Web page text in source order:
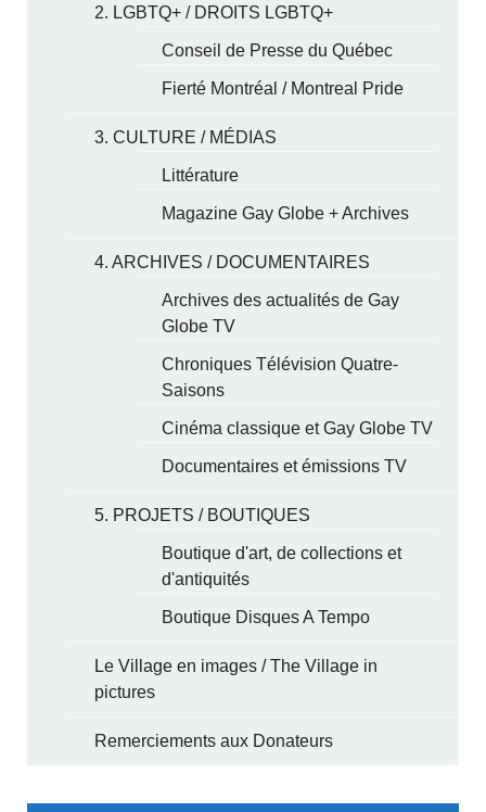
2. LGBTQ+ / DROITS LGBTQ+
Conseil de Presse du Québec
Fierté Montréal / Montreal Pride
3. CULTURE / MÉDIAS
Littérature
Magazine Gay Globe + Archives
4. ARCHIVES / DOCUMENTAIRES
Archives des actualités de Gay
Globe TV
Chroniques Télévision Quatre-
Saisons
Cinéma classique et Gay Globe TV
Documentaires et émissions TV
5. PROJETS / BOUTIQUES
Boutique d'art, de collections et
d'antiquités
Boutique Disques A Tempo
Le Village en images / The Village in
pictures
Remerciements aux Donateurs